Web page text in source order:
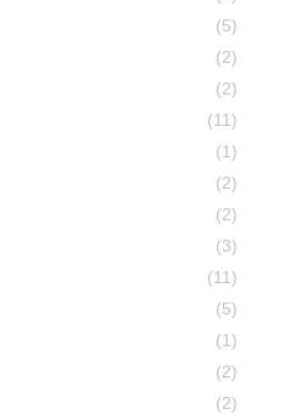
(5)
(2)
(2)
(11)
(1)
(2)
(2)
(3)
(11)
(5)
(1)
(2)
(2)